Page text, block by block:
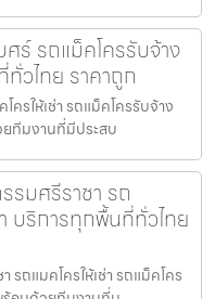
ร์ รถแม็คโครรับจ้าง
วไทย ราคาถูก
รให้เช่า รถแม็คโครรับจ้าง
ยทีมงานที่มีประสบ
รมศรีราชา รถ
บริการทุกพื้นที่ทั่วไทย
ถแมคโครให้เช่า รถแม็คโคร